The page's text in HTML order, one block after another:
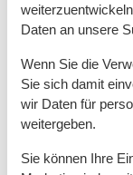
sich das
Fön. Das
Doppelbetten
Fernseher ist
vorhanden. Im
befindet sich
Daten an unsere
Wenn Sie die
Sie sich damit
wir Daten für
weitergeben.
Sie können Ihre